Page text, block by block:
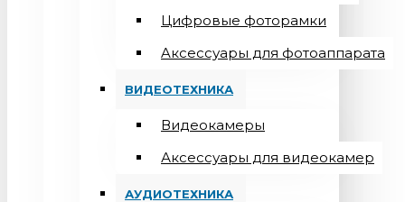
Цифровые фоторамки
Aксессуары для фотоаппарата
ВИДЕОТЕХНИКА
Видеокамеры
Аксессуары для видеокамер
АУДИОТЕХНИКА